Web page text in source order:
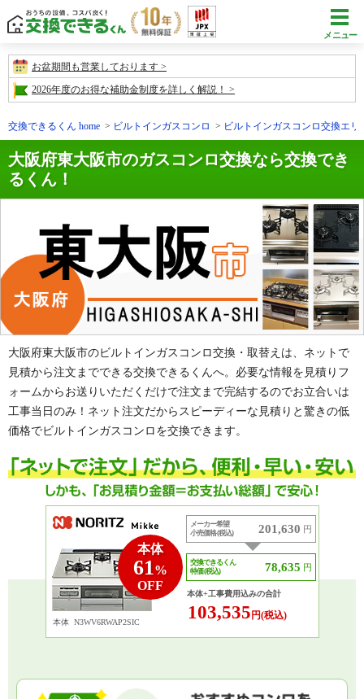
メニュー
お盆期間も営業しております
2026年度のお得な補助金制度を詳しく解説！
交換できるくん home ビルトインガスコンロ ビルトインガスコンロ交換エリ
大阪府東大阪市のガスコンロ交換なら交換でき
るくん！
大阪府東大阪市のビルトインガスコンロ交換・取替えは、ネットで
見積から注文までできる交換できるくんへ。必要な情報を見積りフ
ォームからお送りいただくだけで注文まで完結するのでお立合いは
工事当日のみ！ネット注文だからスピーディーな見積りと驚きの低
価格でビルトインガスコンロを交換できます。
本体
61%
OFF
本体 N3WV6RWAP2SIC
メーカー希望
小売価格 (税込)
201,630 円
交換できるくん
特価 (税込)
78,635 円
本体+工事費用込みの合計
103,535円(税込)